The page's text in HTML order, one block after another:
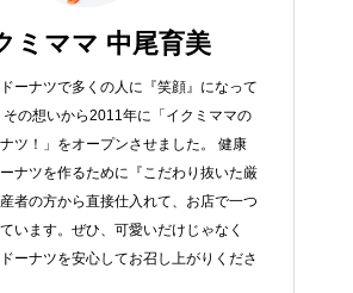
ミママ 中尾育美
ーナツで多くの人に『笑顔』になって
その想いから2011年に「イクミママの
ツ！」をオープンさせました。 健康
ナツを作るために『こだわり抜いた厳
者の方から直接仕入れて、お店で一つ
います。ぜひ、可愛いだけじゃなく
ドーナツを安心してお召し上がりくださ